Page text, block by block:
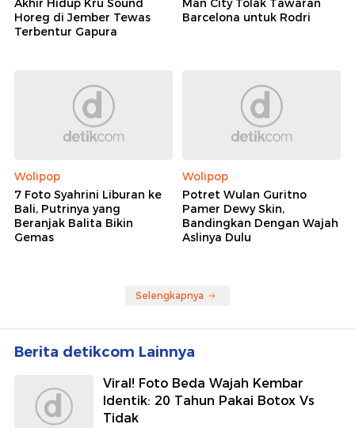
Akhir Hidup Kru Sound
Horeg di Jember Tewas
Terbentur Gapura
Man City Tolak Tawaran
Barcelona untuk Rodri
Wolipop
7 Foto Syahrini Liburan ke
Bali, Putrinya yang
Beranjak Balita Bikin
Gemas
Wolipop
Potret Wulan Guritno
Pamer Dewy Skin,
Bandingkan Dengan Wajah
Aslinya Dulu
Selengkapnya
Berita detikcom Lainnya
Viral! Foto Beda Wajah Kembar
Identik: 20 Tahun Pakai Botox Vs
Tidak